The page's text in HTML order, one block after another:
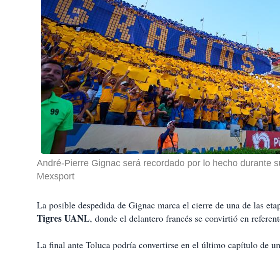
André-Pierre Gignac será recordado por lo hecho durante
Mexsport
La posible despedida de Gignac marca el cierre de una de las
Tigres UANL, donde el delantero francés se convirtió en
La final ante Toluca podría convertirse en el último capítulo de